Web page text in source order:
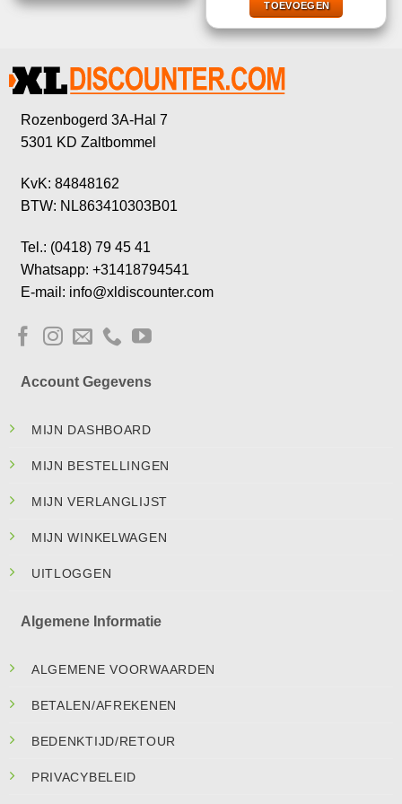
€65,95.
TOEVOEGEN
Rozenbogerd 3A-Hal 7
5301 KD Zaltbommel
KvK: 84848162
BTW: NL863410303B01
Tel.: (0418) 79 45 41
Whatsapp: +31418794541
E-mail: info@xldiscounter.com
Account Gegevens
MIJN DASHBOARD
MIJN BESTELLINGEN
MIJN VERLANGLIJST
MIJN WINKELWAGEN
UITLOGGEN
Algemene Informatie
ALGEMENE VOORWAARDEN
BETALEN/AFREKENEN
BEDENKTIJD/RETOUR
PRIVACYBELEID